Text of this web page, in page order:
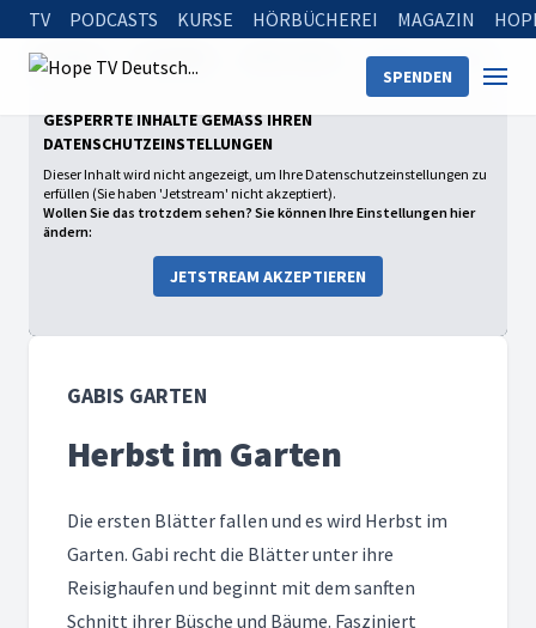
TV PODCASTS KURSE HÖRBÜCHEREI MAGAZIN
SPENDEN
Startseite Herbst im Garten
GESPERRTE INHALTE GEMÄSS IHREN D
ATENSCHUTZEINSTELLUNGEN
Dieser Inhalt wird nicht angezeigt, um Ihre Datenschutzeinstellungen zu
erfüllen (Sie haben 'Jetstream' nicht akzeptiert).
Wollen Sie das trotzdem sehen? Sie können Ihre Einstellungen hier
ändern:
JETSTREAM AKZEPTIEREN
GABIS GARTEN
Herbst im Garten
Die ersten Blätter fallen und es wird Herbst im
Garten. Gabi recht die Blätter unter ihre
Reisighaufen und beginnt mit dem sanften
Schnitt ihrer Büsche und Bäume. Fasziniert